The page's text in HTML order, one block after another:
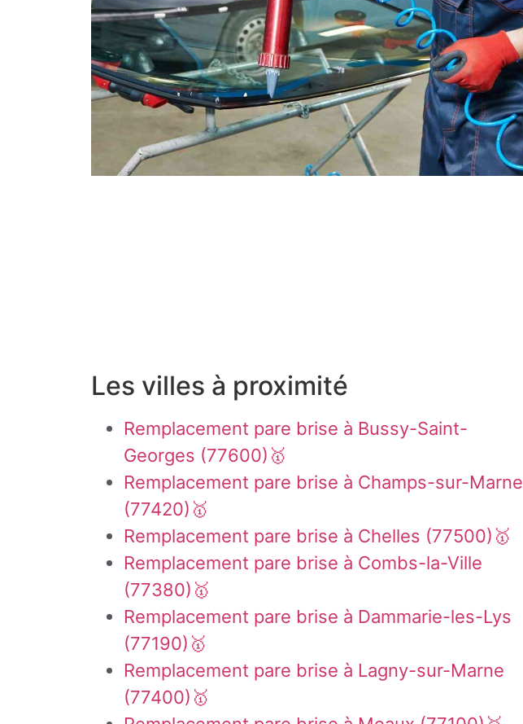
Les villes à proximité
Remplacement pare brise à Bussy-Saint-
Georges (77600)🥇
Remplacement pare brise à Champs-sur-Marne
(77420)🥇
Remplacement pare brise à Chelles (77500)🥇
Remplacement pare brise à Combs-la-Ville
(77380)🥇
Remplacement pare brise à Dammarie-les-Lys
(77190)🥇
Remplacement pare brise à Lagny-sur-Marne
(77400)🥇